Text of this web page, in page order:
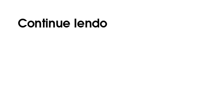
Continue lendo